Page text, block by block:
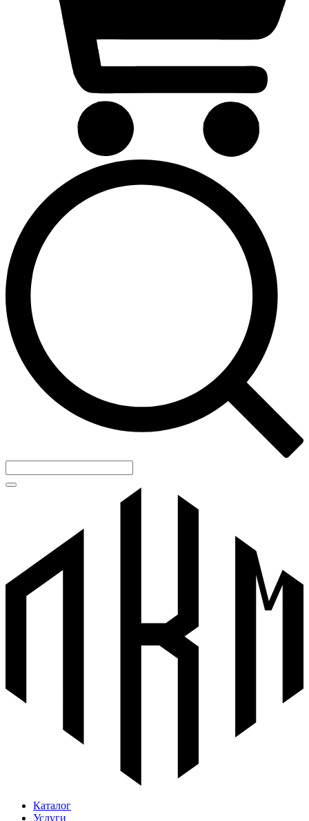
Каталог
Услуги